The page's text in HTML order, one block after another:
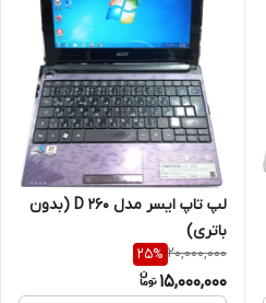
لپ تاپ ایسر مدل D 260 (بدون
باتری)
20,000,000
25%
15,000,000